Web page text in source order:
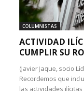
COLUMNISTAS
ACTIVIDAD
CUMPLIR SU
(Javier Jaque, socio
Recordemos que
las actividades